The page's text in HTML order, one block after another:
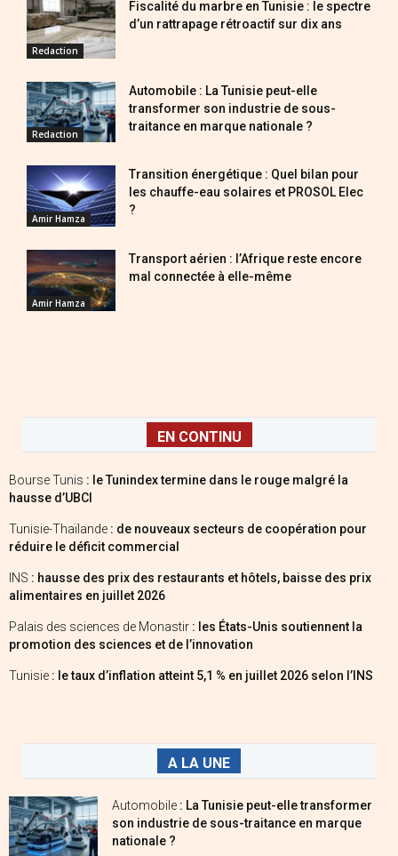
Redaction
Fiscalité du marbre en Tunisie : le spectre
d’un rattrapage rétroactif sur dix ans
Redaction
Automobile : La Tunisie peut-elle
transformer son industrie de sous-
traitance en marque nationale ?
Amir Hamza
Transition énergétique : Quel bilan pour
les chauffe-eau solaires et PROSOL Elec
?
Amir Hamza
Transport aérien : l’Afrique reste encore
mal connectée à elle-même
EN CONTINU
Bourse Tunis : le Tunindex termine dans le rouge malgré la
hausse d’UBCI
Tunisie-Thaïlande : de nouveaux secteurs de coopération pour
réduire le déficit commercial
INS : hausse des prix des restaurants et hôtels, baisse des prix
alimentaires en juillet 2026
Palais des sciences de Monastir : les États-Unis soutiennent la
promotion des sciences et de l’innovation
Tunisie : le taux d’inflation atteint 5,1 % en juillet 2026 selon l’INS
A LA UNE
Automobile : La Tunisie peut-elle transformer
son industrie de sous-traitance en marque
nationale ?